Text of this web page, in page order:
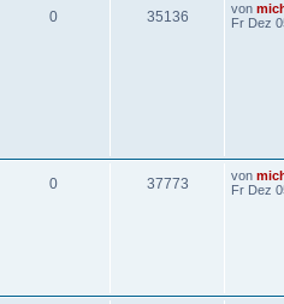
0 35136 von
Fr Dez
0 37773 von
Fr Dez